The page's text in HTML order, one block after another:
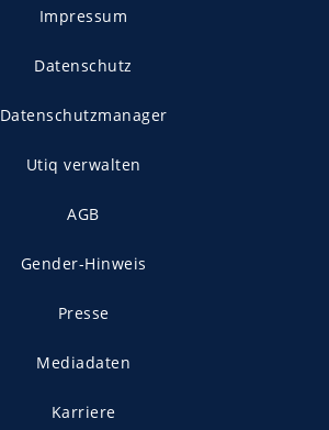
Impressum
Datenschutz
Datenschutzmanager
Utiq verwalten
AGB
Gender-Hinweis
Presse
Mediadaten
Karriere